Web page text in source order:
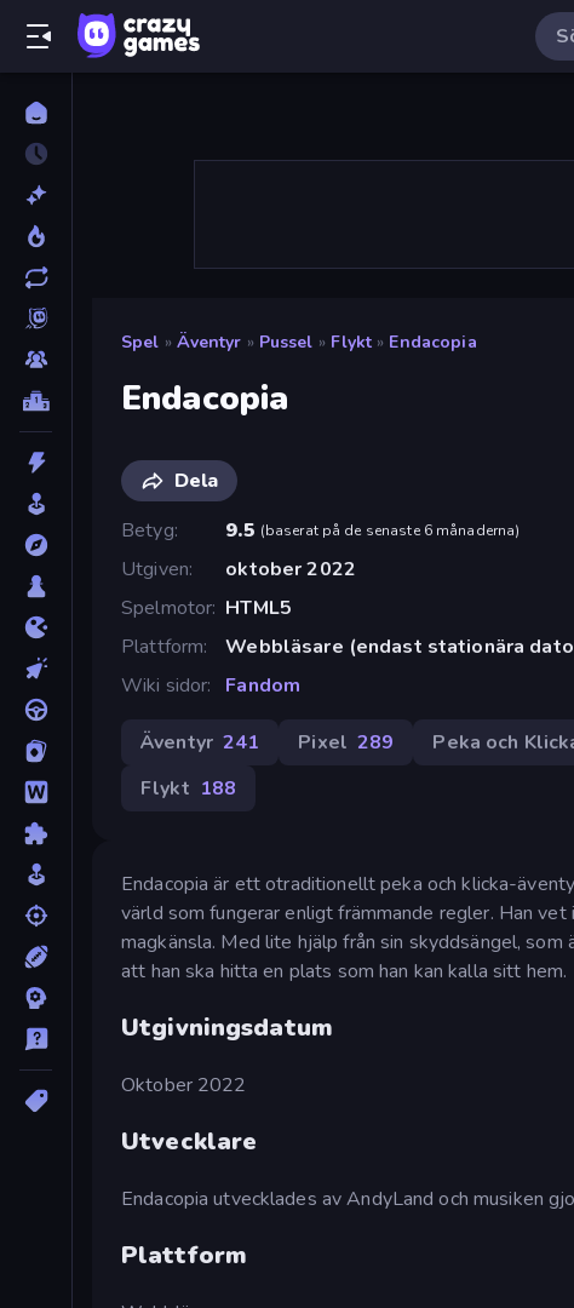
Spel » Äventyr » Pussel » Flykt » Endacopia
Endacopia
Dela
Betyg
9.5 (baserat på de senaste 6 månaderna)
Utgiven
oktober 2022
Spelmotor HTML5
Plattform
Webbläsare (endast stationära
Wiki sidor
Fandom
Äventyr 241 Pixel 289 Peka och
Flykt 188
Endacopia är ett otraditionellt peka och klicka-
värld som fungerar enligt främmande regler. Han
magkänsla. Med lite hjälp från sin skyddsängel,
att han ska hitta en plats som han kan kalla sitt hem.
Utgivningsdatum
Oktober 2022
Utvecklare
Endacopia utvecklades av AndyLand och musiken
Plattform